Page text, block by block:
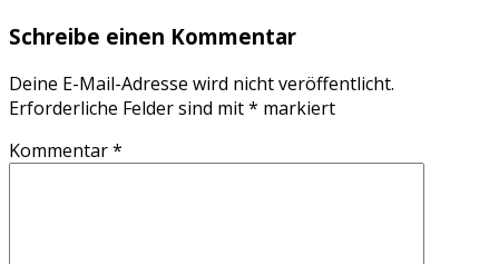
Schreibe einen Kommentar
Deine E-Mail-Adresse wird nicht veröffentlicht.
Erforderliche Felder sind mit* markiert
Kommentar*